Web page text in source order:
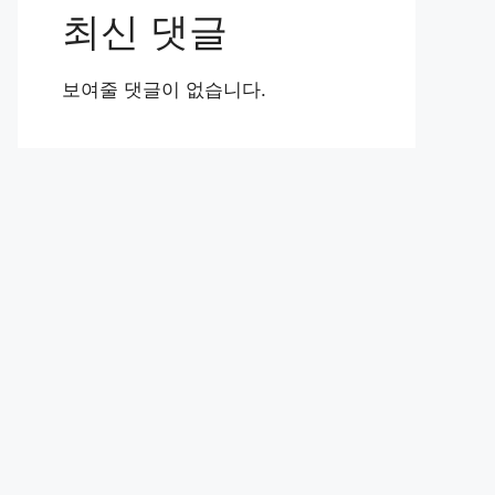
최신 댓글
보여줄 댓글이 없습니다.